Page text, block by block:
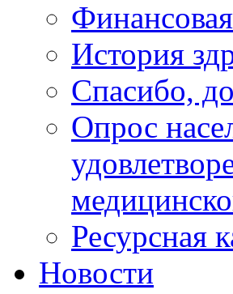
История
Спасибо,
Опрос
Ресурсная
Новости